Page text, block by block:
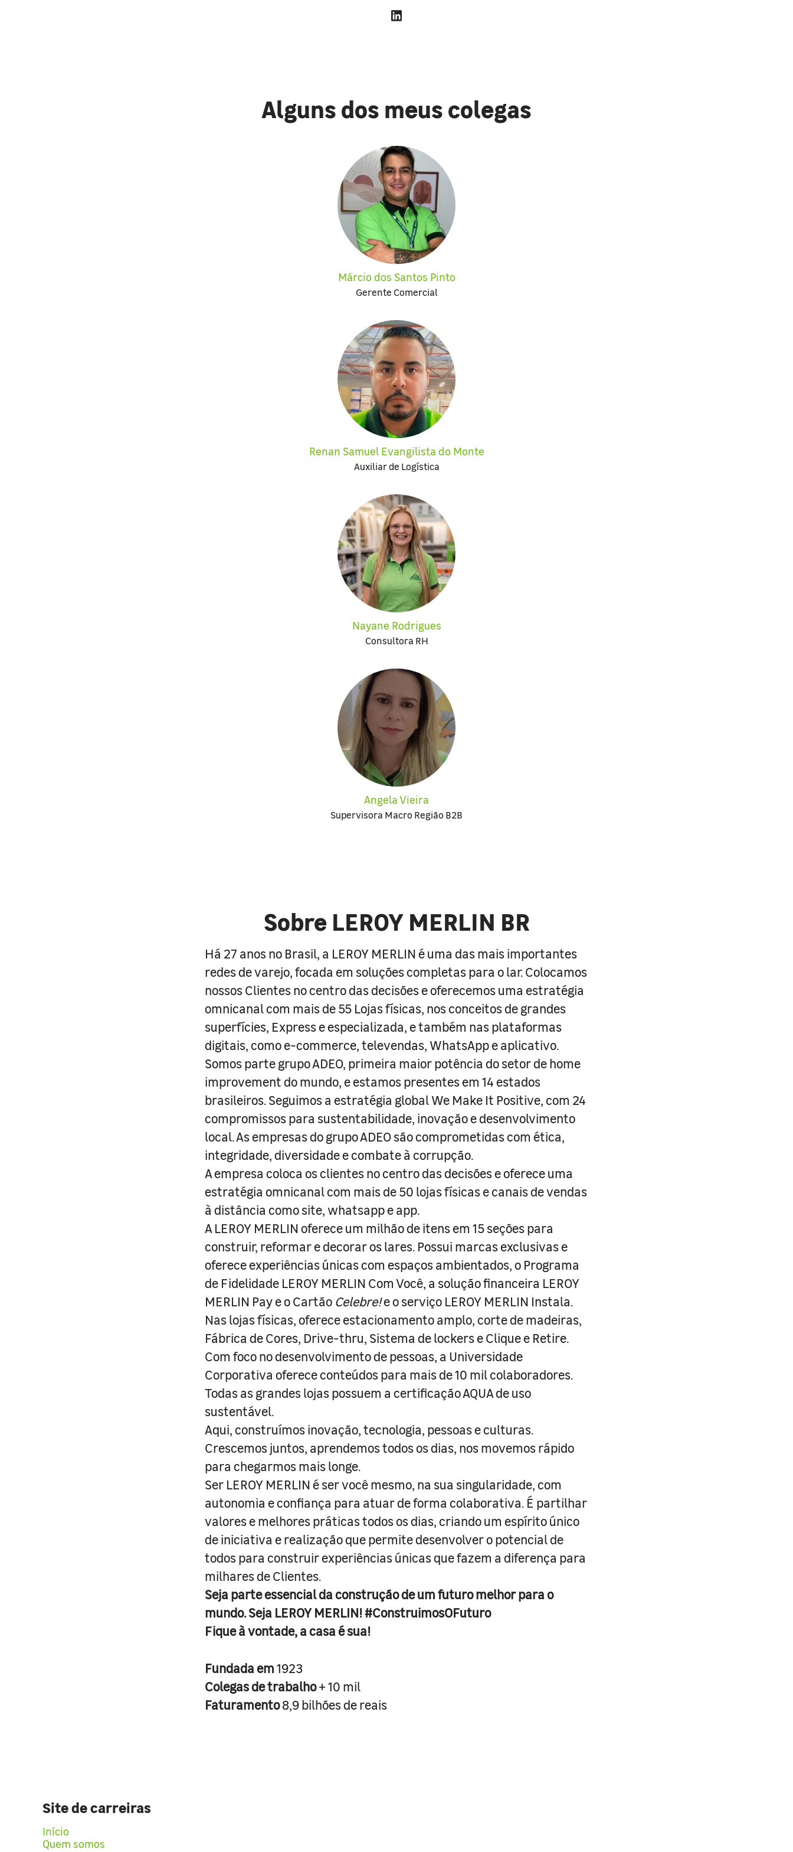
Alguns dos meus colegas
Márcio dos Santos Pinto
Gerente Comercial
Renan Samuel Evangilista do Monte
Auxiliar de Logística
Nayane Rodrigues
Consultora RH
Angela Vieira
Supervisora Macro Região B2B
Sobre LEROY MERLIN BR
Há 27 anos no Brasil, a LEROY MERLIN é uma das mais importantes
redes de varejo, focada em soluções completas para o lar. Colocamos
nossos Clientes no centro das decisões e oferecemos uma estratégia
omnicanal com mais de 55 Lojas físicas, nos conceitos de grandes
superfícies, Express e especializada, e também nas plataformas
digitais, como e-commerce, televendas, WhatsApp e aplicativo.
Somos parte grupo ADEO, primeira maior potência do setor de home
improvement do mundo, e estamos presentes em 14 estados
brasileiros. Seguimos a estratégia global We Make It Positive, com 24
compromissos para sustentabilidade, inovação e desenvolvimento
local. As empresas do grupo ADEO são comprometidas com ética,
integridade, diversidade e combate à corrupção.
A empresa coloca os clientes no centro das decisões e oferece uma
estratégia omnicanal com mais de 50 lojas físicas e canais de vendas
à distância como site, whatsapp e app.
A LEROY MERLIN oferece um milhão de itens em 15 seções para
construir, reformar e decorar os lares. Possui marcas exclusivas e
oferece experiências únicas com espaços ambientados, o Programa
de Fidelidade LEROY MERLIN Com Você, a solução financeira LEROY
MERLIN Pay e o Cartão Celebre!e o serviço LEROY MERLIN Instala.
Nas lojas físicas, oferece estacionamento amplo, corte de madeiras,
Fábrica de Cores, Drive-thru, Sistema de lockers e Clique e Retire.
Com foco no desenvolvimento de pessoas, a Universidade
Corporativa oferece conteúdos para mais de 10 mil colaboradores.
Todas as grandes lojas possuem a certificação AQUA de uso
sustentável.
Aqui, construímos inovação, tecnologia, pessoas e culturas.
Crescemos juntos, aprendemos todos os dias, nos movemos rápido
para chegarmos mais longe.
Ser LEROY MERLIN é ser você mesmo, na sua singularidade, com
autonomia e confiança para atuar de forma colaborativa. É partilhar
valores e melhores práticas todos os dias, criando um espírito único
de iniciativa e realização que permite desenvolver o potencial de
todos para construir experiências únicas que fazem a diferença para
milhares de Clientes.
Seja parte essencial da construção de um futuro melhor para o
mundo. Seja LEROY MERLIN! #ConstruimosOFuturo
Fique à vontade, a casa é sua!
Fundada em1923
Colegas de trabalho+ 10 mil
Faturamento8,9 bilhões de reais
Site de carreiras
Início
Quem somos